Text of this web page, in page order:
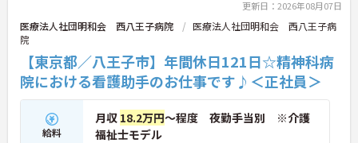
更新日：2026年08月07日
医療法人社団明和会 西八王子病院
医療法人社団明和会 西八王子病
院
【東京都／八王子市】年間休日121日☆精神科病
院における看護助手のお仕事です♪＜正社員＞
給料
月収 18.2万円～程度 夜勤手当別 ※介護
福祉士モデル